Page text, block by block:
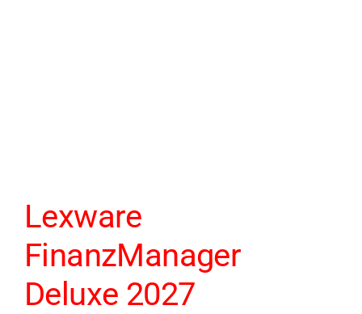
Lexware
FinanzManager
Deluxe 2027